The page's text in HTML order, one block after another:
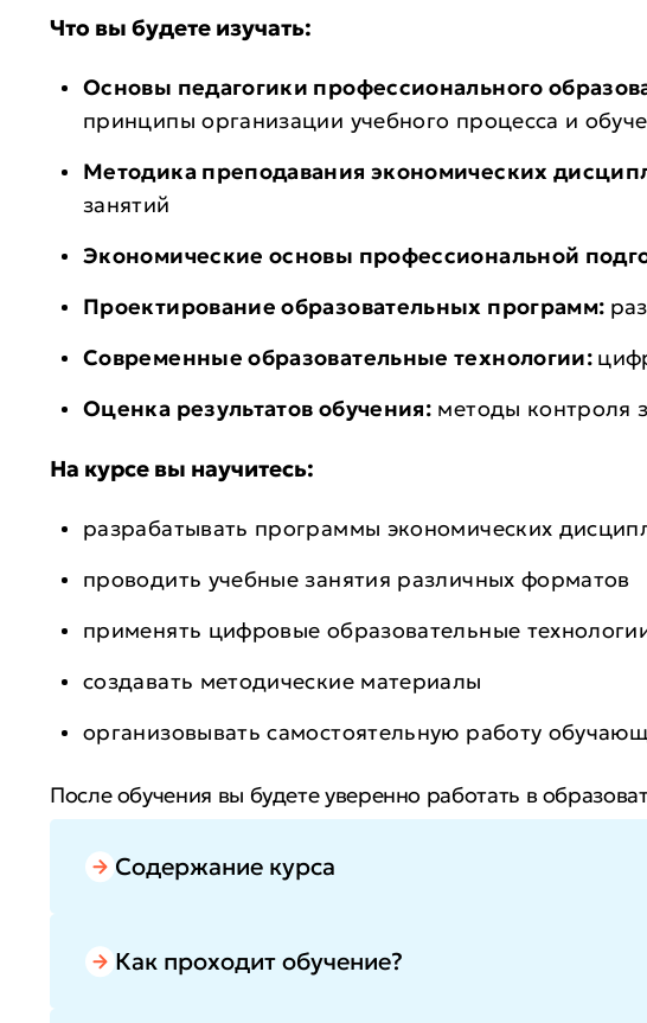
Что вы будете изучать:
Основы педагогики профессионального
принципы организации учебного процесса и
Методика преподавания экономических
занятий
Экономические основы профессиональной
Проектирование образовательных программ:
Современные образовательные технологии:
Оценка результатов обучения: методы контроля
На курсе вы научитесь:
разрабатывать программы экономических
проводить учебные занятия различных форматов
применять цифровые образовательные
создавать методические материалы
организовывать самостоятельную работу
После обучения вы будете уверенно работать в
расширите карьерные перспективы, откроете
профессиональных возможностей.
Содержание курса
Как проходит обучение?